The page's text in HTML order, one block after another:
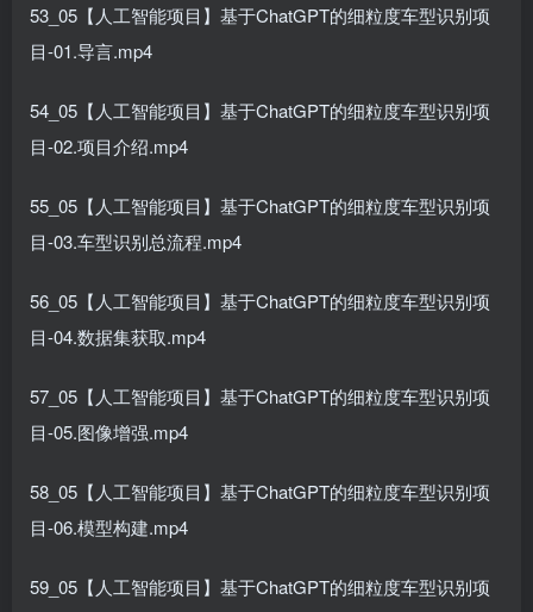
53_05【人工智能项目】基于ChatGPT的细粒度车型识别项
目-01.导言.mp4
54_05【人工智能项目】基于ChatGPT的细粒度车型识别项
目-02.项目介绍.mp4
55_05【人工智能项目】基于ChatGPT的细粒度车型识别项
目-03.车型识别总流程.mp4
56_05【人工智能项目】基于ChatGPT的细粒度车型识别项
目-04.数据集获取.mp4
57_05【人工智能项目】基于ChatGPT的细粒度车型识别项
目-05.图像增强.mp4
58_05【人工智能项目】基于ChatGPT的细粒度车型识别项
目-06.模型构建.mp4
59_05【人工智能项目】基于ChatGPT的细粒度车型识别项